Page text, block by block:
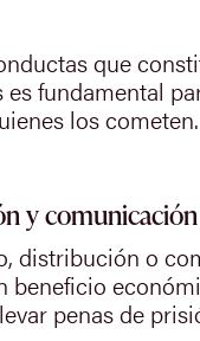
que
fundamental
los cometen.
y
distribución o
penas de